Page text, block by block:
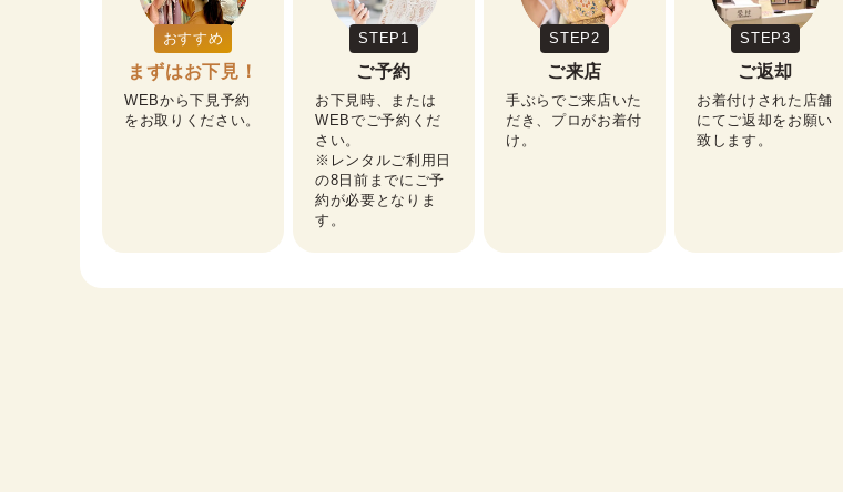
おすすめ
まずはお下見！
WEBから下見予約
をお取りください。
STEP1
ご予約
お下見時、または
WEBでご予約くだ
さい。
※レンタルご利用日
の8日前までにご予
約が必要となりま
す。
STEP2
ご来店
手ぶらでご来店いた
だき、プロがお着付
け。
STEP3
ご返却
お着付けされた店舗
にてご返却をお願い
致します。